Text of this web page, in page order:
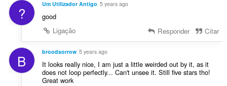
? Um Utilizador Antigo 5 years ago
good
Ligação
Responder Citar
B broodsorrow 5 years ago
It looks really nice, I am just a little weirded out by it, as it
does not loop perfectly... Can't unsee it. Still five stars tho!
Great work